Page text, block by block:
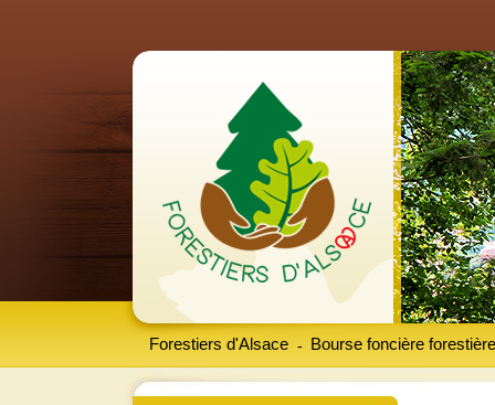
Forestiers d'Alsace Bourse foncière forestière
-